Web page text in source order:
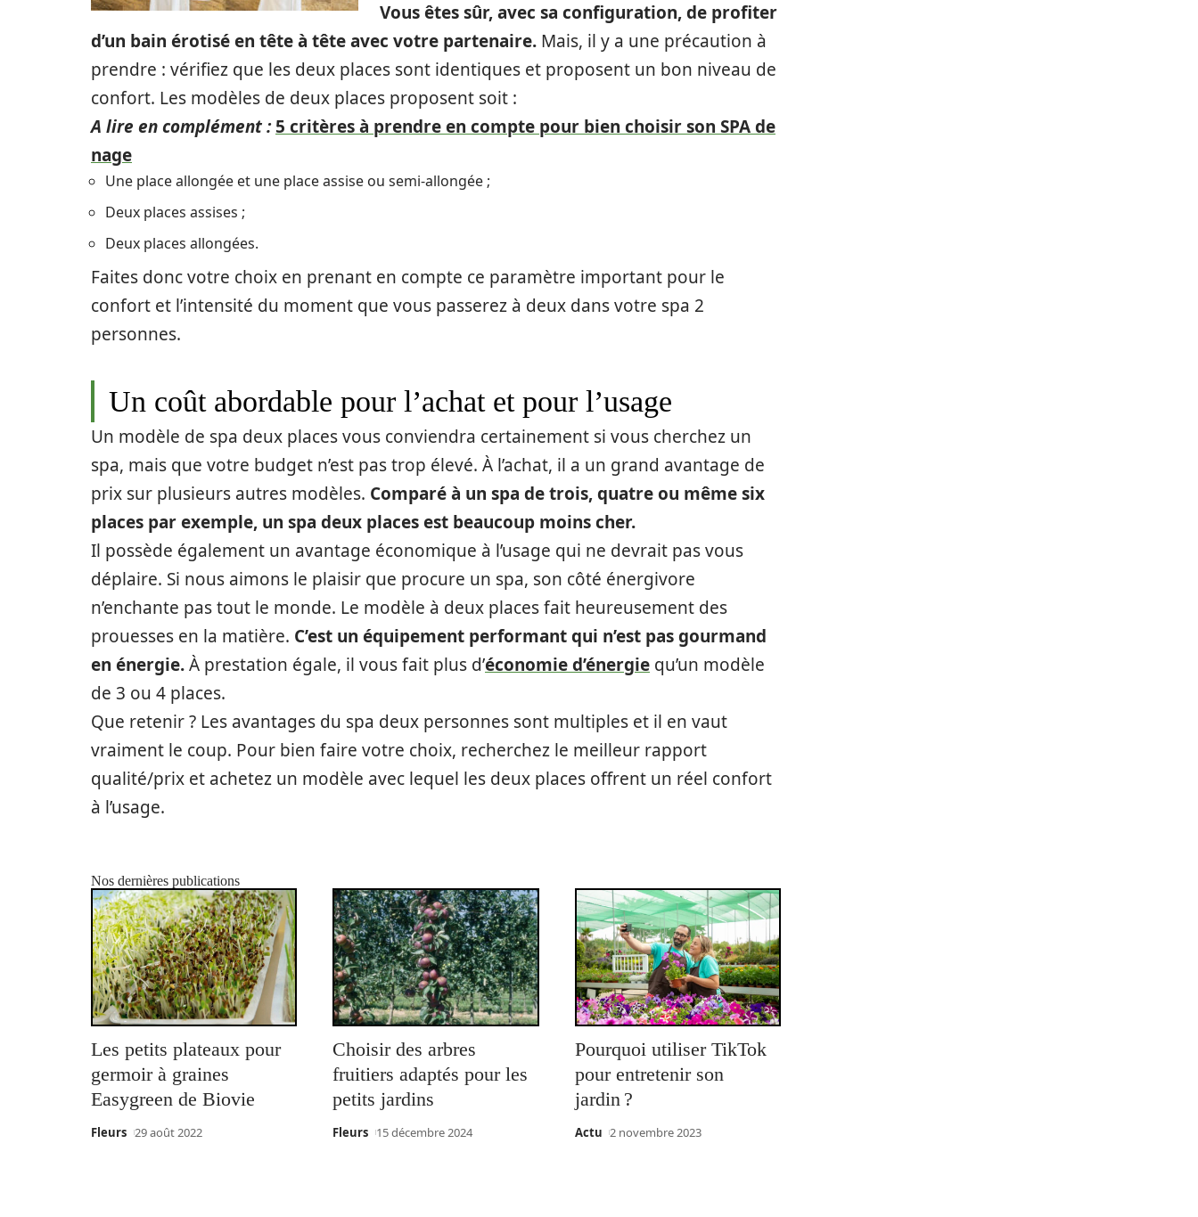
Vous êtes sûr, avec sa configuration, de profiter
d’un bain érotisé en tête à tête avec votre partenaire. Mais, il y a une précaution à
prendre : vérifiez que les deux places sont identiques et proposent un bon niveau de
confort. Les modèles de deux places proposent soit :
A lire en complément : 5 critères à prendre en compte pour bien choisir son SPA de
nage
Une place allongée et une place assise ou semi-allongée ;
Deux places assises ;
Deux places allongées.
Faites donc votre choix en prenant en compte ce paramètre important pour le
confort et l’intensité du moment que vous passerez à deux dans votre spa 2
personnes.
Un coût abordable pour l’achat et pour l’usage
Un modèle de spa deux places vous conviendra certainement si vous cherchez un
spa, mais que votre budget n’est pas trop élevé. À l’achat, il a un grand avantage de
prix sur plusieurs autres modèles. Comparé à un spa de trois, quatre ou même six
places par exemple, un spa deux places est beaucoup moins cher.
Il possède également un avantage économique à l’usage qui ne devrait pas vous
déplaire. Si nous aimons le plaisir que procure un spa, son côté énergivore
n’enchante pas tout le monde. Le modèle à deux places fait heureusement des
prouesses en la matière. C’est un équipement performant qui n’est pas gourmand
en énergie.À prestation égale, il vous fait plus d’économie d’énergie qu’un modèle
de 3 ou 4 places.
Que retenir ? Les avantages du spa deux personnes sont multiples et il en vaut
vraiment le coup. Pour bien faire votre choix, recherchez le meilleur rapport
qualité/prix et achetez un modèle avec lequel les deux places offrent un réel confort
à l’usage.
Nos dernières publications
Les petits plateaux pour
germoir à graines
Easygreen de Biovie
Fleurs 29 août 2022
Choisir des arbres
fruitiers adaptés pour les
petits jardins
Fleurs 15 décembre 2024
Pourquoi utiliser TikTok
pour entretenir son
jardin ?
Actu 2 novembre 2023